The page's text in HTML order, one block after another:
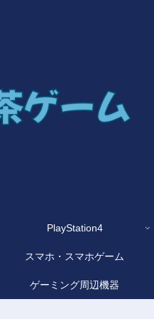
PlayStation4
スマホ・スマホゲーム
ゲーミング周辺機器